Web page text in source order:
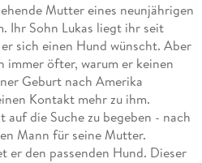
Mutter eines neunjährigen
Ihr Sohn Lukas liegt ihr seit
sich einen Hund wünscht. Aber
immer öfter, warum er keinen
Geburt nach Amerika
Kontakt mehr zu ihm.
auf die Suche zu begeben - nach
Mann für seine Mutter.
er den passenden Hund. Dieser